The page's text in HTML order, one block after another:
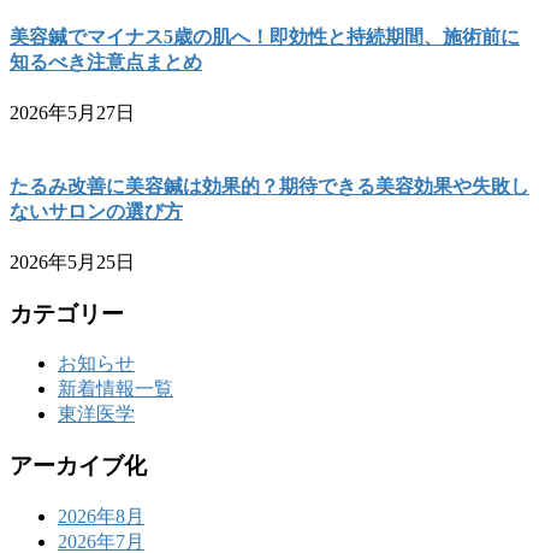
美容鍼でマイナス5歳の肌へ！即効性と持続期間、施術前に
知るべき注意点まとめ
2026年5月27日
たるみ改善に美容鍼は効果的？期待できる美容効果や失敗し
ないサロンの選び方
2026年5月25日
カテゴリー
お知らせ
新着情報一覧
東洋医学
アーカイブ化
2026年8月
2026年7月